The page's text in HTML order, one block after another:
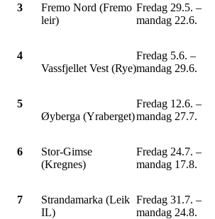
3
Fremo Nord (Fremo
leir)
Fredag 29.5. –
mandag 22.6.
4
Vassfjellet Vest (Rye)
Fredag 5.6. –
mandag 29.6.
5
Øyberga (Yraberget)
Fredag 12.6. –
mandag 27.7.
6
Stor-Gimse
(Kregnes)
Fredag 24.7. –
mandag 17.8.
7
Strandamarka (Leik
IL)
Fredag 31.7. –
mandag 24.8.